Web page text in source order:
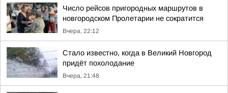
Число рейсов пригородных маршрутов в
новгородском Пролетарии не сократится
Вчера, 22:12
Стало известно, когда в Великий Новгород
придёт похолодание
Вчера, 21:48